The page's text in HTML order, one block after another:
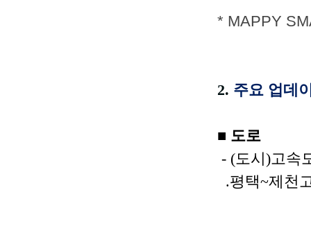
* MAPPY
2. 주요 업데
■ 도로
- (도시)고속
.평택~제천